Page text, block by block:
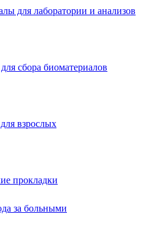
для лаборатории и анализов
сбора биоматериалов
взрослых
прокладки
за больными